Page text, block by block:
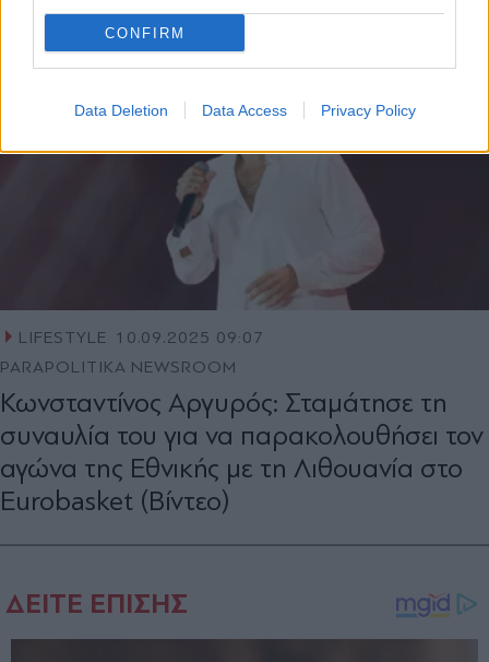
CONFIRM
Data Deletion Data Access Privacy Policy
LIFESTYLE 10.09.2025 09:07
PARAPOLITIKA NEWSROOM
Κωνσταντίνος Αργυρός: Σταμάτησε τη
συναυλία του για να παρακολουθήσει τον
αγώνα της Εθνικής με τη Λιθουανία στο
Eurobasket (Βίντεο)